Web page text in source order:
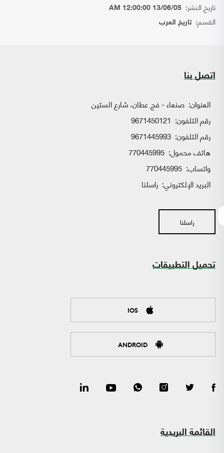
تاريخ النشر: 13/06/05 12:00:00 AM
القسم:تاريخ العرب
اتصل بنا
العنوان: صنعاء - فج عطان، شارع الستين
رقم التلفون: 9671450121
رقم التلفون: 9671445993
هاتف محمول: 770445995
واتساب:
البريد الإلكتروني: راسلنا
راسلنا
تحميل التطبيقات
IOS
ANDROID
القائمة البريدية